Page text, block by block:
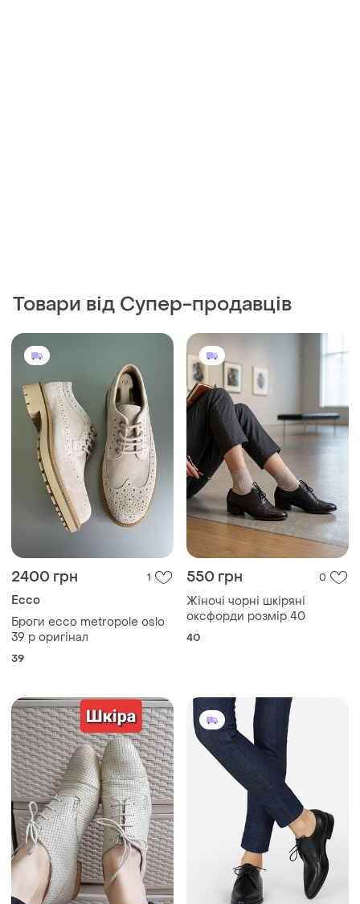
Товари від Супер-продавців
2400 грн 1
Ecco
Броги ecco metropole oslo
39 р оригінал
39
550 грн 0
Жіночі чорні шкіряні
оксфорди розмір 40
40